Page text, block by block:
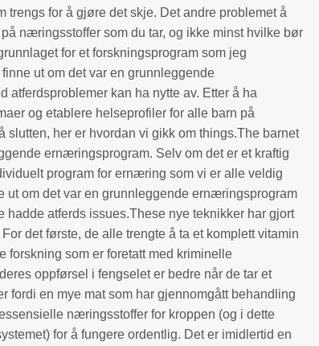
trengs for å gjøre det skje. Det andre problemet å
næringsstoffer som du tar, og ikke minst hvilke bør
for et forskningsprogram som jeg
ut om det var en grunnleggende
atferdsproblemer kan ha nytte av. Etter å ha
og etablere helseprofiler for alle barn på
slutten, her er hvordan vi gikk om things.The barnet
ernæringsprogram. Selv om det er et kraftig
program for ernæring som vi er alle veldig
ut om det var en grunnleggende ernæringsprogram
hadde atferds issues.These nye teknikker har gjort
det første, de alle trengte å ta et komplett vitamin
forskning som er foretatt med kriminelle
oppførsel i fengselet er bedre når de tar et
fordi en mye mat som har gjennomgått behandling
næringsstoffer for kroppen (og i dette
for å fungere ordentlig. Det er imidlertid en